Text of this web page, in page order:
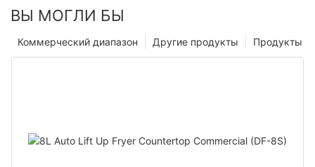
ВЫ МОГЛИ БЫ
Продукты
Другие продукты
Коммерческий диапазон